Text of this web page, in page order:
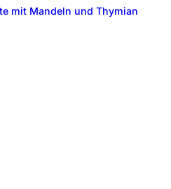
mit Mandeln und Thymian